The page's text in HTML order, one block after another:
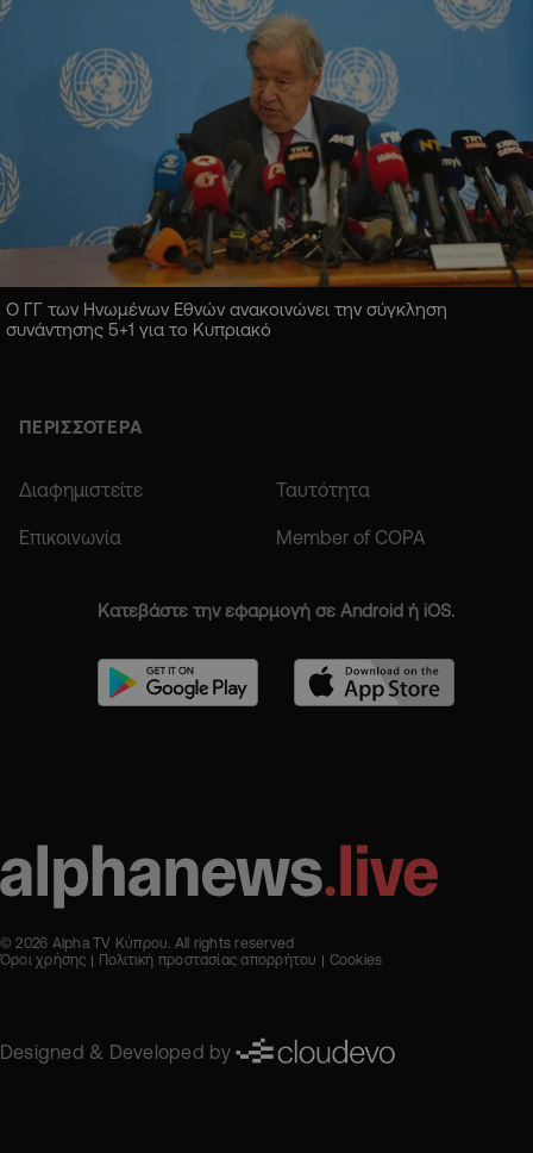
Ο ΓΓ των Ηνωμένων Εθνών ανακοινώνει την σύγκληση
συνάντησης 5+1 για το Κυπριακό
ΠΕΡΙΣΣΟΤΕΡΑ
Διαφημιστείτε Ταυτότητα
Επικοινωνία Member of COPA
Κατεβάστε την εφαρμογή σε Android ή iOS.
© 2026 Alpha TV Κύπρου. All rights reserved
Όροι χρήσης
Πολιτική προστασίας απορρήτου Cookies
Designed & Developed by